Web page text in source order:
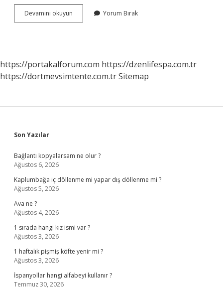
Devamını okuyun
Balzamik
Yorum Bırak
https://portakalforum.com https://dzenlifespa.com.tr
https://dortmevsimtente.com.trSitemap
Sidebar
Son Yazılar
Bağlantı kopyalarsam ne olur ?
Ağustos 6, 2026
Kaplumbağa iç döllenme mi yapar dış döllenme mi ?
Ağustos 5, 2026
Ava ne ?
Ağustos 4, 2026
1 sırada hangi kız ismi var ?
Ağustos 3, 2026
1 haftalık pişmiş köfte yenir mi ?
Ağustos 3, 2026
İspanyollar hangi alfabeyi kullanır ?
Temmuz 30, 2026